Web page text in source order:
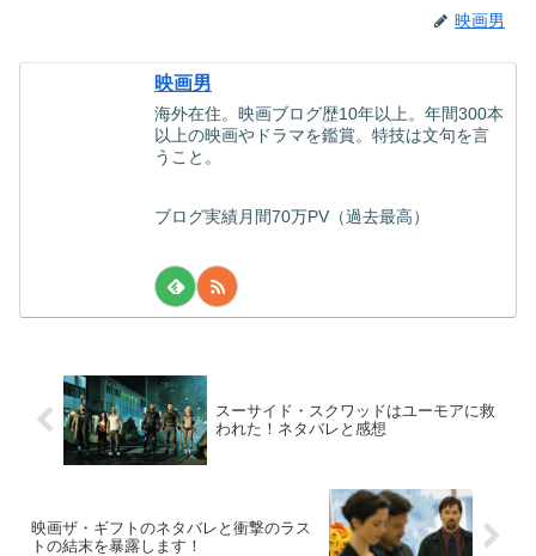
映画男
映画男
海外在住。映画ブログ歴10年以上。年間300本
以上の映画やドラマを鑑賞。特技は文句を言
うこと。
ブログ実績月間70万PV（過去最高）
スーサイド・スクワッドはユーモアに救
われた！ネタバレと感想
映画ザ・ギフトのネタバレと衝撃のラス
トの結末を暴露します！